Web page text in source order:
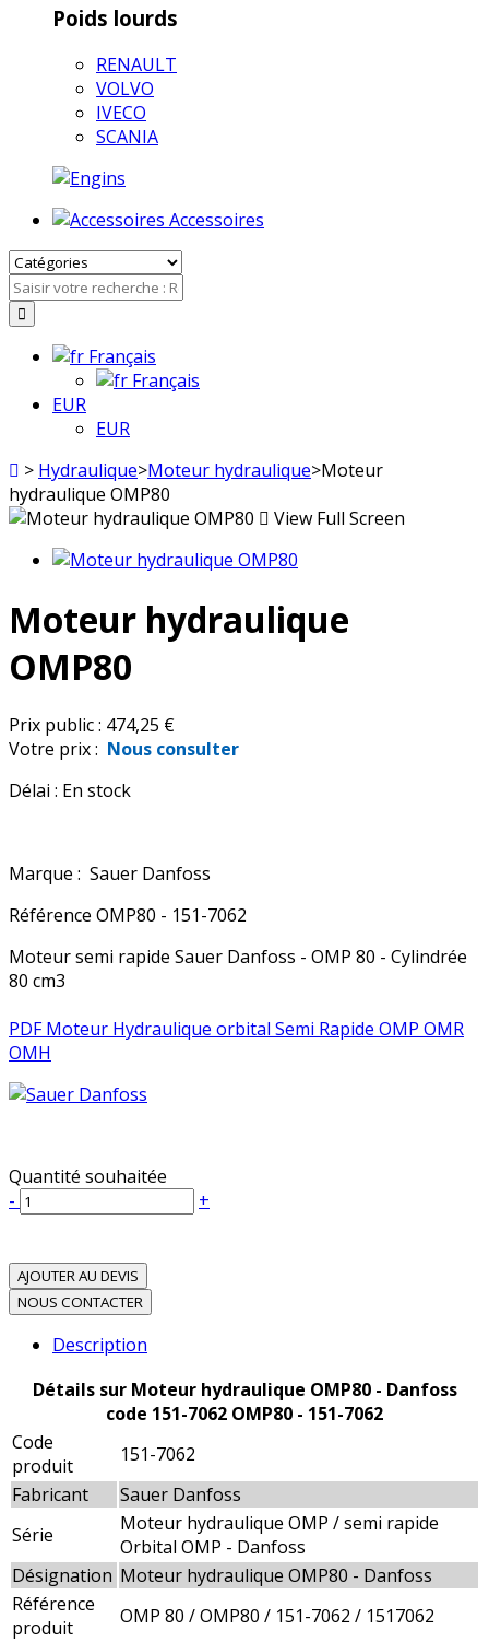
Poids lourds
RENAULT
VOLVO
IVECO
SCANIA
Accessoires
Français
Français
EUR
EUR
> Hydraulique>Moteur hydraulique>Moteur
hydraulique OMP80
View Full Screen
Moteur hydraulique
OMP80
Prix public : 474,25 €
Votre prix : Nous consulter
Délai : En stock
Marque : Sauer Danfoss
Référence OMP80 - 151-7062
Moteur semi rapide Sauer Danfoss - OMP 80 - Cylindrée
80 cm3
PDF Moteur Hydraulique orbital Semi Rapide OMP OMR
OMH
Quantité souhaitée
-
+
AJOUTER AU DEVIS
NOUS CONTACTER
Description
Détails sur Moteur hydraulique OMP80 - Danfoss
code 151-7062 OMP80 - 151-7062
Code
produit
151-7062
Fabricant
Sauer Danfoss
Série
Moteur hydraulique OMP / semi rapide
Orbital OMP - Danfoss
Désignation Moteur hydraulique OMP80 - Danfoss
Référence
produit
OMP 80 / OMP80 / 151-7062 / 1517062